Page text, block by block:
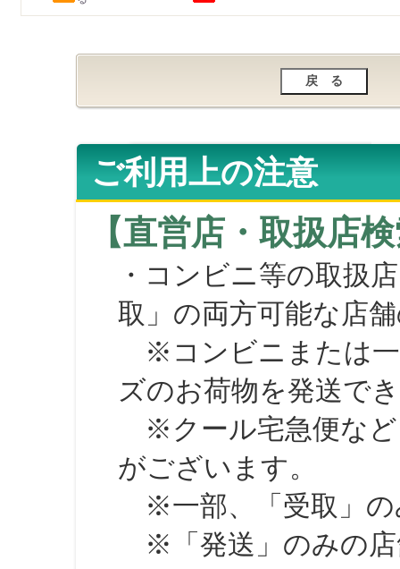
ご利用上の注意
【直営店・取扱店
・コンビニ等の取扱
取」の両方可能な店
※コンビニまたは一
ズのお荷物を発送で
※クール宅急便など
がございます。
※一部、「受取」の
※「発送」のみの店